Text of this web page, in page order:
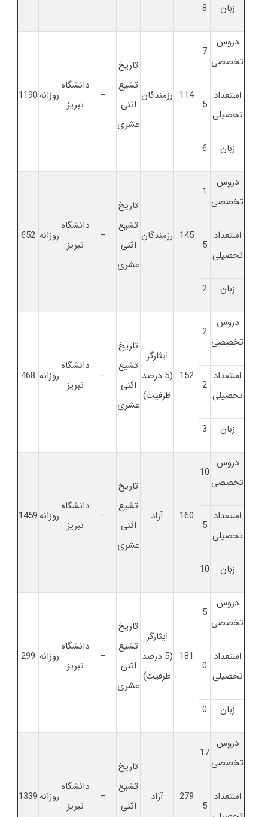
زبان 8
دروس
تخصصی
7
114 رزمندگان
تاریخ
تشیع
اثنی
عشری
–
دانشگاه
تبریز
روزانه 1190
استعداد
تحصیلی
5
زبان 6
دروس
تخصصی
1
145 رزمندگان
تاریخ
تشیع
اثنی
عشری
–
دانشگاه
تبریز
روزانه 652
استعداد
تحصیلی
5
زبان 2
دروس
تخصصی
2
152
ایثارگر
(5 درصد
ظرفیت)
تاریخ
تشیع
اثنی
عشری
–
دانشگاه
تبریز
روزانه 468
استعداد
تحصیلی
2
زبان 3
دروس
تخصصی
10
160 آزاد
تاریخ
تشیع
اثنی
عشری
–
دانشگاه
تبریز
روزانه 1459
استعداد
تحصیلی
5
زبان 10
دروس
تخصصی
5
181
ایثارگر
(5 درصد
ظرفیت)
تاریخ
تشیع
اثنی
عشری
–
دانشگاه
تبریز
روزانه 299
استعداد
تحصیلی
0
زبان 0
دروس
تخصصی
17
279 آزاد
تاریخ
تشیع
اثنی
–
دانشگاه
تبریز
روزانه 1339
استعداد
5